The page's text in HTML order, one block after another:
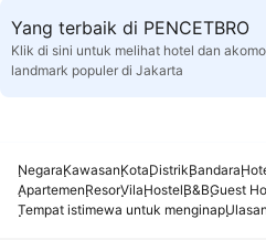
Yang terbaik di PENCETBRO
Klik di sini untuk melihat hotel dan
landmark populer di Jakarta
NegaraKawasanKotaDistrikBandara
ApartemenResorVilaHostelB&BGuest
Tempat istimewa untuk menginapUlasan